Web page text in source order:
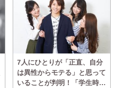
7人にひとりが「正直、自分
は異性からモテる」と思って
いることが判明！「学生時代